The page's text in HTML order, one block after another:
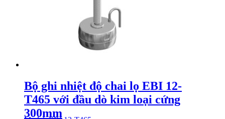
Bộ ghi nhiệt độ chai lọ EBI 12-
T465 với đầu dò kim loại cứng
300mm